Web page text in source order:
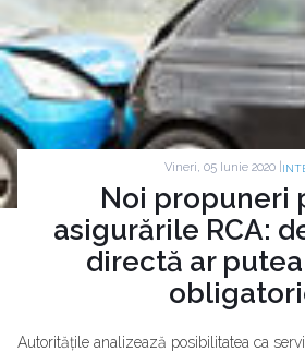
Vineri, 05 Iunie 2020 |
Noi propuneri
asigurările RCA:
directă ar
Autoritățile analizează posibilitatea ca